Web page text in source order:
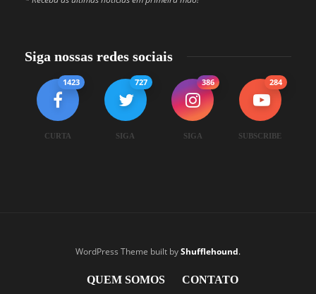
Siga nossas redes sociais
1423
CURTA
727
SIGA
386
SIGA
284
SUBSCRIBE
WordPress Theme built byShufflehound.
QUEM SOMOS CONTATO